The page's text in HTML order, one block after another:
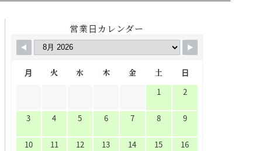
営業日カレンダー
月 火 水 木 金 土
日
1
2
3 4 5 6 7 8 9
10 11 12 13 14 15 16